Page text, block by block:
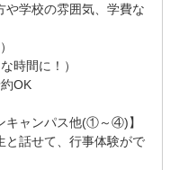
学校の雰囲気、学費な
時間に！）
OK
ャンパス他(①～④)】
話せて、行事体験がで